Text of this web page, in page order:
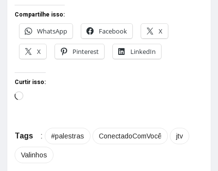
Compartilhe isso:
WhatsApp
Facebook X
X Pinterest LinkedIn
Curtir isso:
Tags : #palestras ConectadoComVocê jtv
Valinhos